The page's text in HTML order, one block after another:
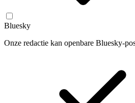
Bluesky
Onze redactie kan openbare Bluesky-